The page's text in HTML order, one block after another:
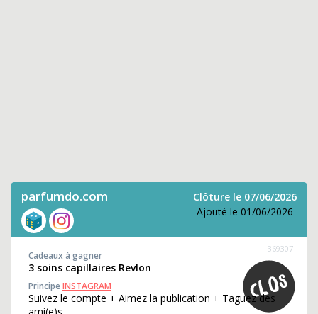
parfumdo.com
Clôture le 07/06/2026
Ajouté le 01/06/2026
369307
Cadeaux à gagner
3 soins capillaires Revlon
PrincipeINSTAGRAM
Suivez le compte + Aimez la publication + Taguez des